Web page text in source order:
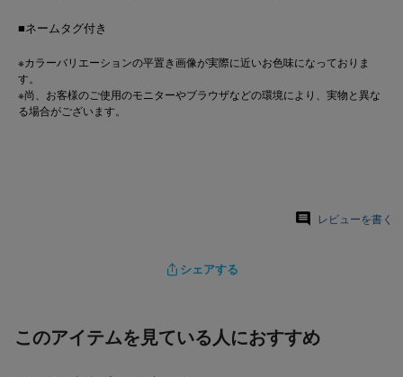
■ネームタグ付き
※カラーバリエーションの平置き画像が実際に近いお色味になっておりま
す。
※尚、お客様のご使用のモニターやブラウザなどの環境により、実物と異な
る場合がございます。
レビューを書く
シェアする
このアイテムを見ている人におすすめ